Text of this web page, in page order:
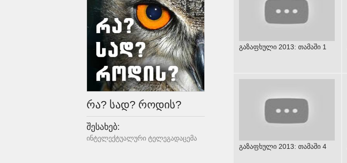
რა? სად? როდის?
შესახებ:
ინტელექტუალური ტელეგადაცემა
გაზაფხული 2013: თამაში 1
გაზაფხული 2013: თამაში 4